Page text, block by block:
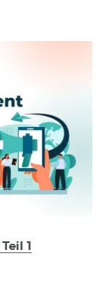
1